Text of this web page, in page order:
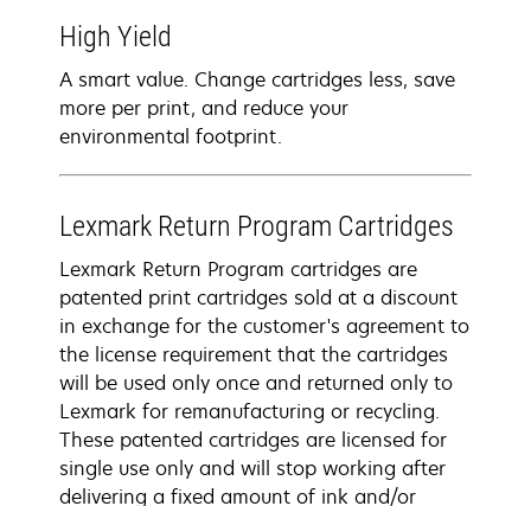
High Yield
A smart value. Change cartridges less, save
more per print, and reduce your
environmental footprint.
Lexmark Return Program Cartridges
Lexmark Return Program cartridges are
patented print cartridges sold at a discount
in exchange for the customer's agreement to
the license requirement that the cartridges
will be used only once and returned only to
Lexmark for remanufacturing or recycling.
These patented cartridges are licensed for
single use only and will stop working after
delivering a fixed amount of ink and/or